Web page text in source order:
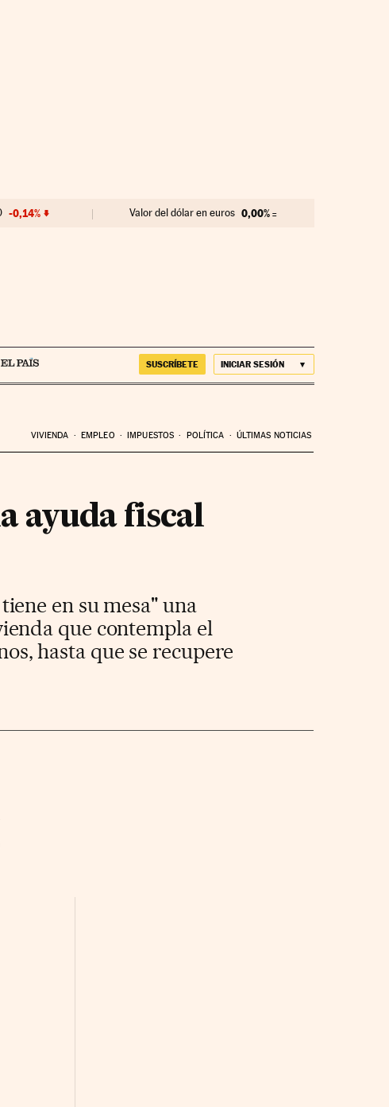
-0,14% Valor del dólar en euros 0,00%
SUSCRÍBETE INICIAR SESIÓN
VIVIENDA EMPLEO IMPUESTOS POLÍTICA ÚLTIMAS NOTICIAS
ayuda fiscal
en su mesa" una
que contempla el
hasta que se recupere